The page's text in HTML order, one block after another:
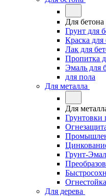
Для бетона
Грунт для
Краска для
Лак для
Пропитка
Эмаль для
для пола
Для металла
Для
Грунтовки
Грунт-
Для дерева